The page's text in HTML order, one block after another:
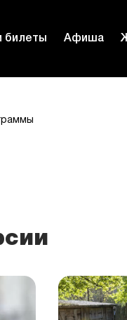
билеты Афиша